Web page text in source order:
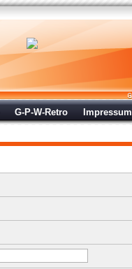
G-P-W-Retro Impressum